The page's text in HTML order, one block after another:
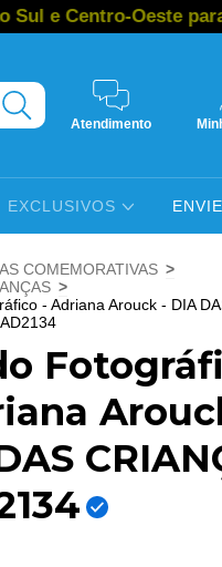
Oeste para
Atendimento
EXCLUSIVOS
COMEMORATIVAS >
>
- Adriana Arouck - DIA